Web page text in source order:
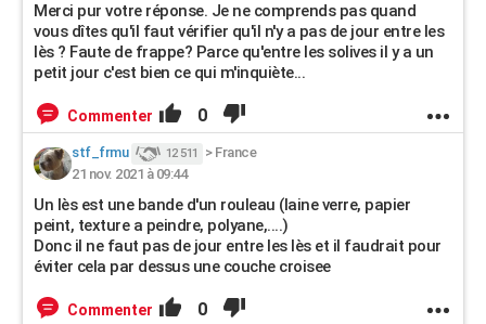
Merci pur votre réponse. Je ne comprends pas quand
vous dîtes qu'il faut vérifier qu'il n'y a pas de jour entre les
lès ? Faute de frappe? Parce qu'entre les solives il y a un
petit jour c'est bien ce qui m'inquiète...
Commenter 0
stf_frmu 12 511 > France
21 nov. 2021 à 09:44
Un lès est une bande d'un rouleau (laine verre, papier
peint, texture a peindre, polyane,....)
Donc il ne faut pas de jour entre les lès et il faudrait pour
éviter cela par dessus une couche croisee
Commenter 0